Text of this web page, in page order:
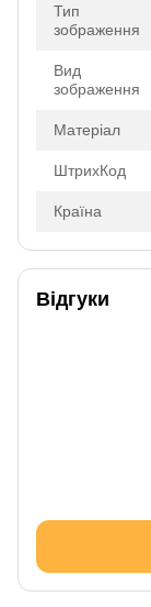
Тип
зображення
Вид
зображення
Матеріал
ШтрихКод
Країна
Відгуки